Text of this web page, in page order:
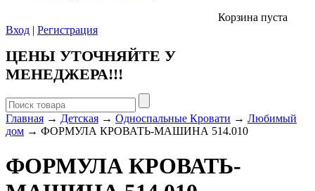
Корзина пуста
Вход | Регистрация
ЦЕНЫ УТОЧНЯЙТЕ У
МЕНЕДЖЕРА!!!
Главная → Детская → Односпальные Кровати → Любимый
дом → ФОРМУЛА КРОВАТЬ-МАШИНА 514.010
ФОРМУЛА КРОВАТЬ-